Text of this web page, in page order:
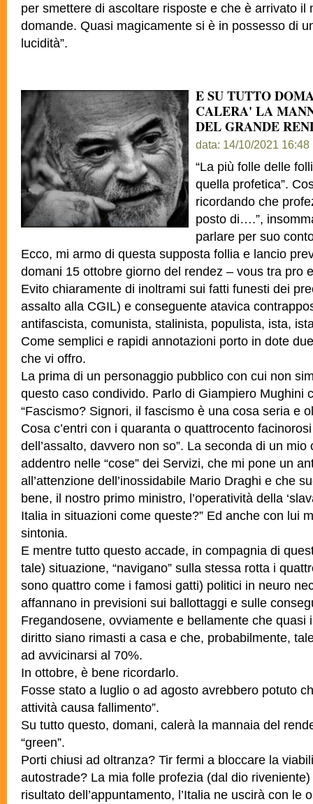
per smettere di ascoltare risposte e che è arrivato il
domande. Quasi magicamente si è in possesso di
lucidità”.
E SU TUTTO
CALERA' LA
DEL GRANDE
data: 14/10/2021 16:48
“La più folle delle
quella profetica”.
ricordando che
posto di….”,
parlare per suo
Ecco, mi armo di questa supposta follia e lancio
domani 15 ottobre giorno del rendez – vous tra pro
Evito chiaramente di inoltrami sui fatti funesti dei
assalto alla CGIL) e conseguente atavica
antifascista, comunista, stalinista, populista, ista,
Come semplici e rapidi annotazioni porto in dote
che vi offro.
La prima di un personaggio pubblico con cui non
questo caso condivido. Parlo di Giampiero Mughini
“Fascismo? Signori, il fascismo è una cosa seria e
Cosa c’entri con i quaranta o quattrocento
dell’assalto, davvero non so”. La seconda di un
addentro nelle “cose” dei Servizi, che mi pone un
all’attenzione dell’inossidabile Mario Draghi e che
bene, il nostro primo ministro, l’operatività della
Italia in situazioni come queste?” Ed anche con lui
sintonia.
E mentre tutto questo accade, in compagnia di
tale) situazione, “navigano” sulla stessa rotta i
sono quattro come i famosi gatti) politici in neuro
affannano in previsioni sui ballottaggi e sulle
Fregandosene, ovviamente e bellamente che quasi
diritto siano rimasti a casa e che, probabilmente,
ad avvicinarsi al 70%.
In ottobre, è bene ricordarlo.
Fosse stato a luglio o ad agosto avrebbero potuto
attività causa fallimento”.
Su tutto questo, domani, calerà la mannaia del
“green”.
Porti chiusi ad oltranza? Tir fermi a bloccare la
autostrade? La mia folle profezia (dal dio
risultato dell’appuntamento, l’Italia ne uscirà con le